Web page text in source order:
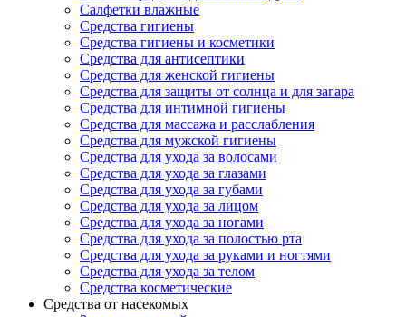
Салфетки влажные
Средства гигиены
Средства гигиены и косметики
Средства для антисептики
Средства для женской гигиены
Средства для защиты от солнца и для загара
Средства для интимной гигиены
Средства для массажа и расслабления
Средства для мужской гигиены
Средства для ухода за волосами
Средства для ухода за глазами
Средства для ухода за губами
Средства для ухода за лицом
Средства для ухода за ногами
Средства для ухода за полостью рта
Средства для ухода за руками и ногтями
Средства для ухода за телом
Средства косметические
Средства от насекомых